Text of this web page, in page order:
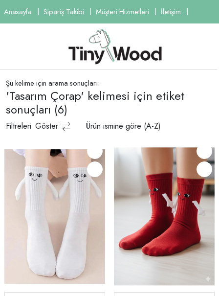
Anasayfa Sipariş Takibi Müşteri Hizmetleri İletişim
Şu kelime için arama sonuçları:
'Tasarım Çorap' kelimesi için etiket
sonuçları (6)
Filtreleri Göster Ürün ismine göre (A-Z)